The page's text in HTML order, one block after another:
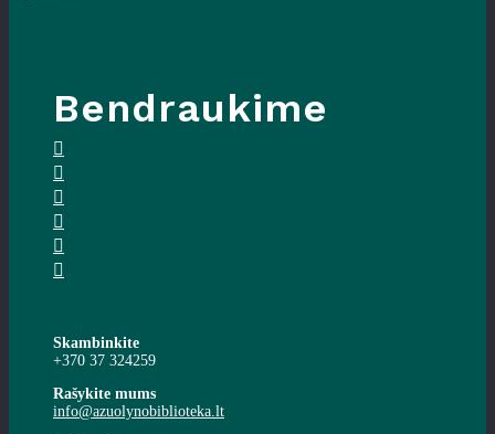
Bendraukime
Skambinkite
+370 37 324259
Rašykite mums
info@azuolynobiblioteka.lt